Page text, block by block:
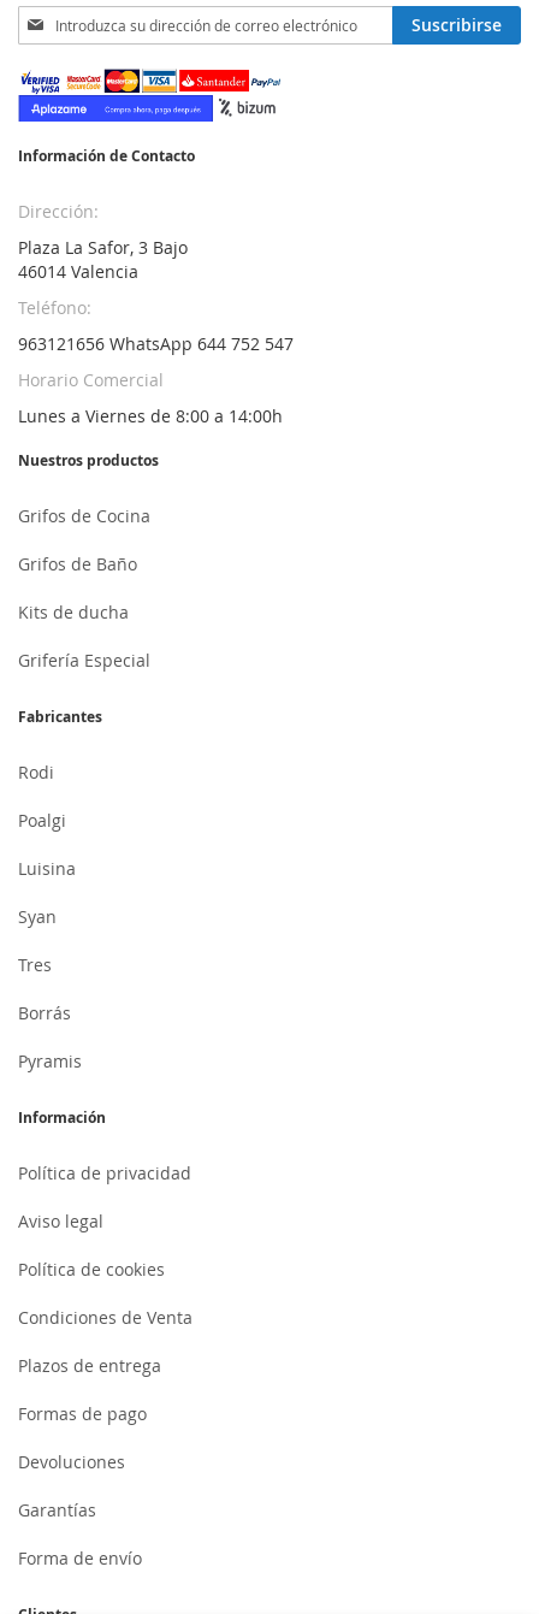
Inscríbase
a
nuestro
boletín
de
Suscribirse
Información de Contacto
Dirección:
Plaza La Safor, 3 Bajo
46014 Valencia
Teléfono:
963121656 WhatsApp 644 752 547
Horario Comercial
Lunes a Viernes de 8:00 a 14:00h
Nuestros productos
Grifos de Cocina
Grifos de Baño
Kits de ducha
Grifería Especial
Fabricantes
Rodi
Poalgi
Luisina
Syan
Tres
Borrás
Pyramis
Información
Política de privacidad
Aviso legal
Política de cookies
Condiciones de Venta
Plazos de entrega
Formas de pago
Devoluciones
Garantías
Forma de envío